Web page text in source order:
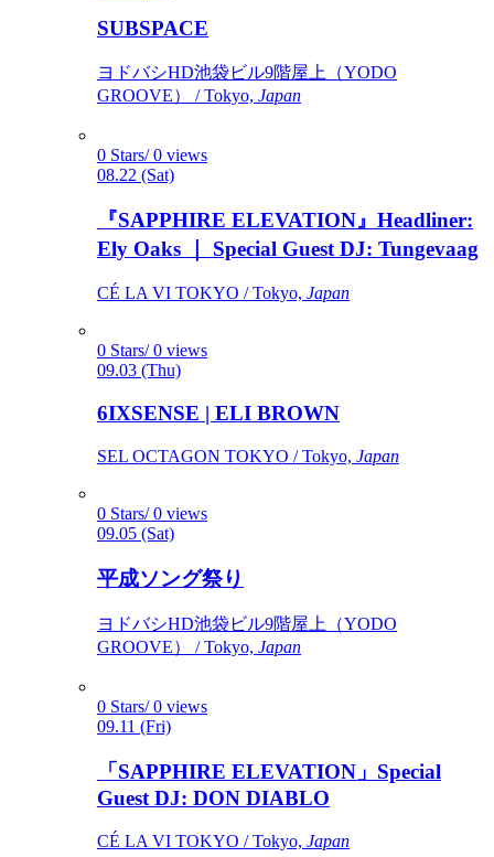
SUBSPACE
ヨドバシHD池袋ビル9階屋上（YODO
GROOVE） / Tokyo, Japan
0 Stars/ 0 views
08.22 (Sat)
『SAPPHIRE ELEVATION』Headliner:
Ely Oaks ｜ Special Guest DJ: Tungevaag
CÉ LA VI TOKYO / Tokyo, Japan
0 Stars/ 0 views
09.03 (Thu)
6IXSENSE | ELI BROWN
SEL OCTAGON TOKYO / Tokyo, Japan
0 Stars/ 0 views
09.05 (Sat)
平成ソング祭り
ヨドバシHD池袋ビル9階屋上（YODO
GROOVE） / Tokyo, Japan
0 Stars/ 0 views
09.11 (Fri)
「SAPPHIRE ELEVATION」Special
Guest DJ: DON DIABLO
CÉ LA VI TOKYO / Tokyo, Japan